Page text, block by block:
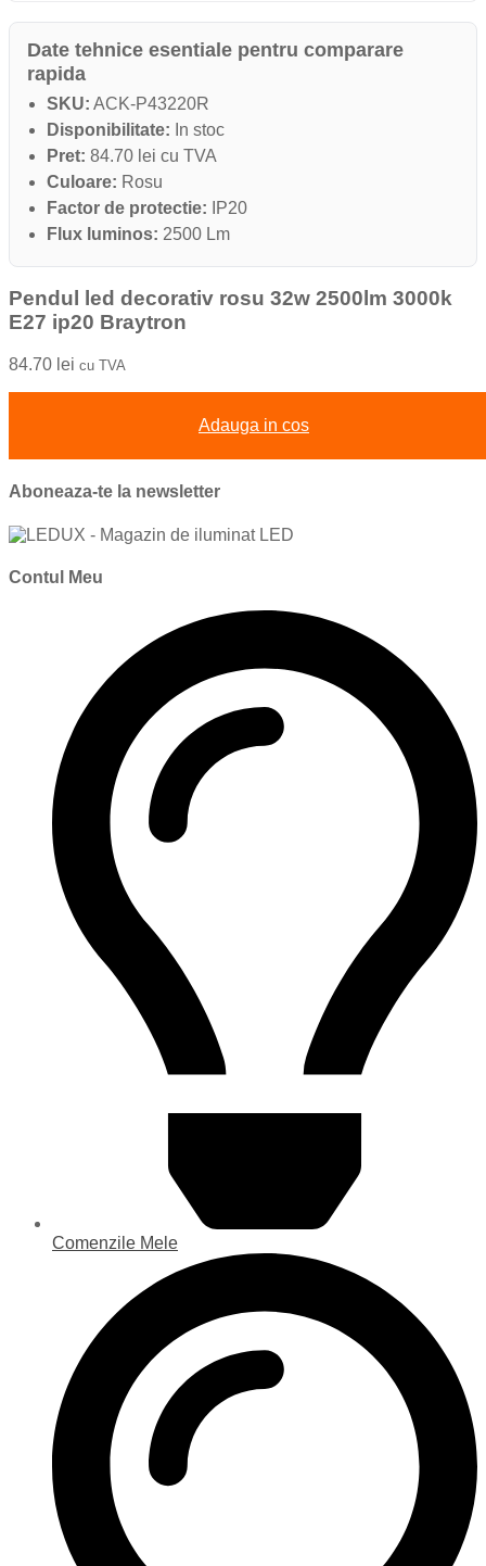
Date tehnice esentiale pentru comparare
rapida
SKU: ACK-P43220R
Disponibilitate: In stoc
Pret: 84.70 lei cu TVA
Culoare: Rosu
Factor de protectie: IP20
Flux luminos: 2500 Lm
Pendul led decorativ rosu 32w 2500lm 3000k
E27 ip20 Braytron
84.70 lei cu TVA
Adauga in cos
Aboneaza-te la newsletter
Contul Meu
Comenzile Mele